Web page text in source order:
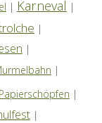
| Karneval |
|
|
|
Papierschöpfen |
|